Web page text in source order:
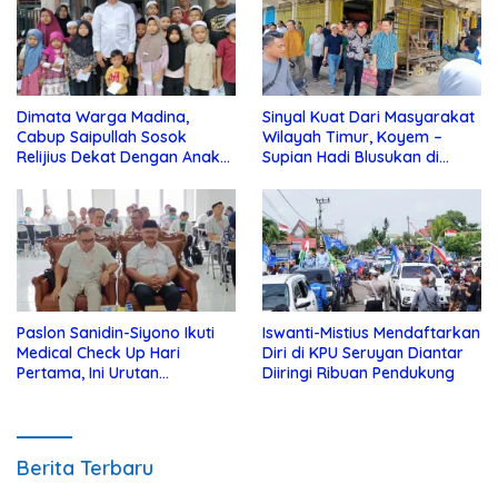
Dimata Warga Madina,
Cabup Saipullah Sosok
Relijius Dekat Dengan Anak
Sinyal Kuat Dari Masyarakat
Wilayah Timur, Koyem –
Supian Hadi Blusukan di
Paslon Sanidin-Siyono Ikuti
Medical Check Up Hari
Pertama, Ini Urutan
Iswanti-Mistius Mendaftarkan
Diri di KPU Seruyan Diantar
Diiringi Ribuan Pendukung
Berita Terbaru